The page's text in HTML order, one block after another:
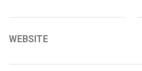
WEBSITE